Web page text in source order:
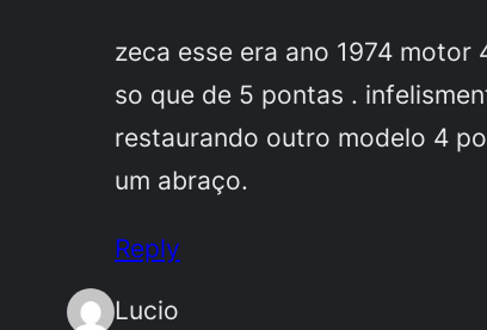
zeca esse era ano 1974
so que de 5 pontas .
restaurando outro modelo 4
um abraço.
Reply
Lucio